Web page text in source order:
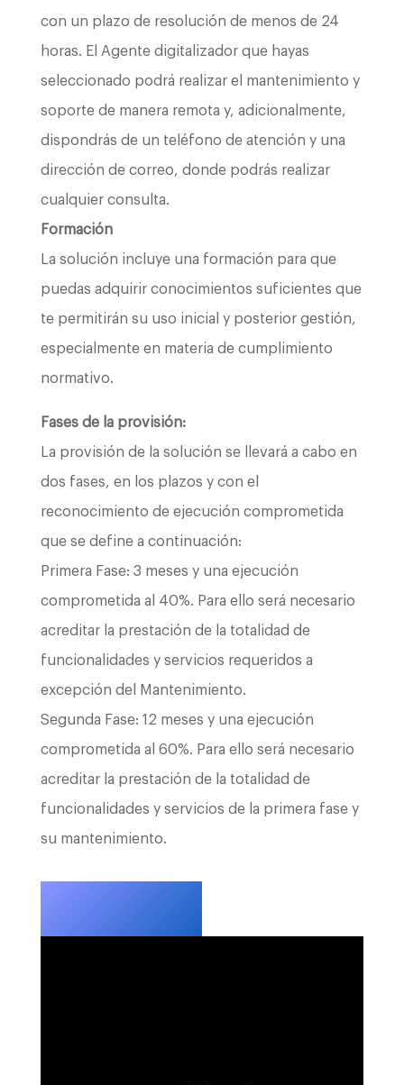
con un plazo de resolución de menos de 24
horas. El Agente digitalizador que hayas
seleccionado podrá realizar el mantenimiento y
soporte de manera remota y, adicionalmente,
dispondrás de un teléfono de atención y una
dirección de correo, donde podrás realizar
cualquier consulta.
Formación
La solución incluye una formación para que
puedas adquirir conocimientos suficientes que
te permitirán su uso inicial y posterior gestión,
especialmente en materia de cumplimiento
normativo.
Fases de la provisión:
La provisión de la solución se llevará a cabo en
dos fases, en los plazos y con el
reconocimiento de ejecución comprometida
que se define a continuación:
Primera Fase: 3 meses y una ejecución
comprometida al 40%. Para ello será necesario
acreditar la prestación de la totalidad de
funcionalidades y servicios requeridos a
excepción del Mantenimiento.
Segunda Fase: 12 meses y una ejecución
comprometida al 60%. Para ello será necesario
acreditar la prestación de la totalidad de
funcionalidades y servicios de la primera fase y
su mantenimiento.